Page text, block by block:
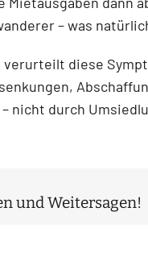
– was
verurteilt diese
– nicht durch
und Weitersagen!